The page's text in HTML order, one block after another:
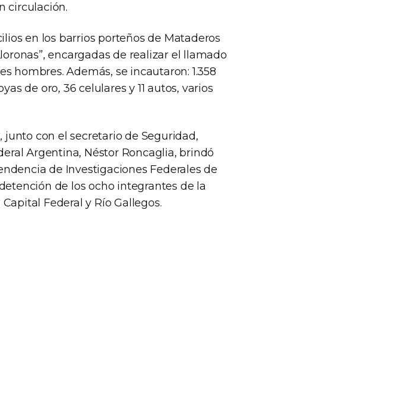
circulación.
en los barrios porteños de Mataderos
encargadas de realizar el llamado
hombres. Además, se incautaron: 1.358
de oro, 36 celulares y 11 autos, varios
con el secretario de Seguridad,
Argentina, Néstor Roncaglia, brindó
de Investigaciones Federales de
de los ocho integrantes de la
Federal y Río Gallegos.